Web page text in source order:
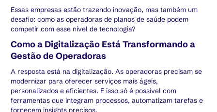
Essas empresas estão trazendo inovação, mas também um
desafio: como as operadoras de planos de saúde podem
competir com esse nível de tecnologia?
Como a Digitalização Está Transformando a
Gestão de Operadoras
A resposta está na digitalização. As operadoras precisam se
modernizar para oferecer serviços mais ágeis,
personalizados e eficientes. E isso só é possível com
ferramentas que integram processos, automatizam tarefas e
fornecem insights precisos.